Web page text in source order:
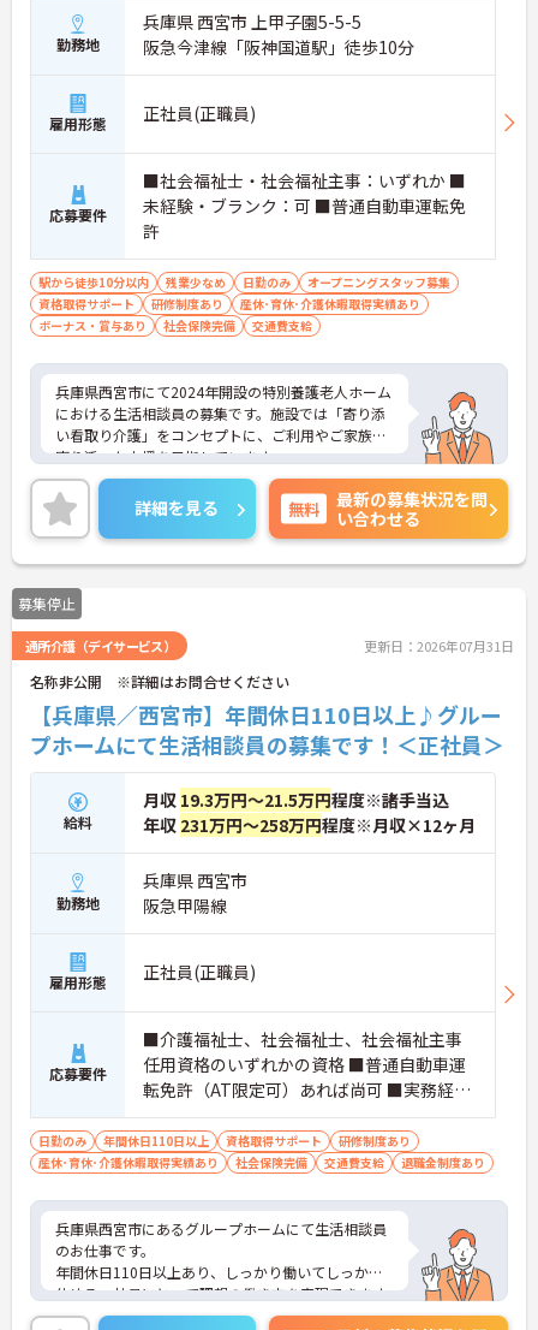
勤務地
兵庫県 西宮市 上甲子園5-5-5
阪急今津線「阪神国道駅」徒歩10分
雇用形態 正社員(正職員)
応募要件
■社会福祉士・社会福祉主事：いずれか ■
未経験・ブランク：可 ■普通自動車運転免
許
駅から徒歩10分以内 残業少なめ 日勤のみ
オープニングスタッフ募集
資格取得サポート
研修制度あり
産休･育休･介護休暇取得実績あり
ボーナス・賞与あり
社会保険完備 交通費支給
兵庫県西宮市にて2024年開設の特別養護老人ホーム
における生活相談員の募集です。施設では「寄り添
い看取り介護」をコンセプトに、ご利用やご家族に
寄り添った支援を目指しています。
研修制度があり、業務に不安がある方でも安心して
ご勤務いただけます。また、昇給・賞与制度があ
り、頑張りがきちんと評価される職場です。
ご興味のある方には、面接対策ポイントなど、さら
に詳細をお話しいたしますのでお気軽にご相談くだ
さい！
詳細を見る 無料
最新の募集状況を問
い合わせる
募集停止
通所介護（デイサービス） 更新日：2026年07月31日
名称非公開 ※詳細はお問合せください
【兵庫県／西宮市】年間休日110日以上♪グルー
プホームにて生活相談員の募集です！＜正社員＞
給料
月収 19.3万円～21.5万円程度※諸手当込
年収 231万円～258万円程度※月収×12ヶ月
勤務地
兵庫県 西宮市
阪急甲陽線
雇用形態 正社員(正職員)
応募要件
■介護福祉士、社会福祉士、社会福祉主事
任用資格のいずれかの資格 ■普通自動車運
転免許（AT限定可）あれば尚可 ■実務経験
のある方
日勤のみ 年間休日110日以上 資格取得サポート
研修制度あり
産休･育休･介護休暇取得実績あり
社会保険完備 交通費支給 退職金制度あり
兵庫県西宮市にあるグループホームにて生活相談員
のお仕事です。
年間休日110日以上あり、しっかり働いてしっかり
休める、社員にとって理想の働き方を実現できます
♪